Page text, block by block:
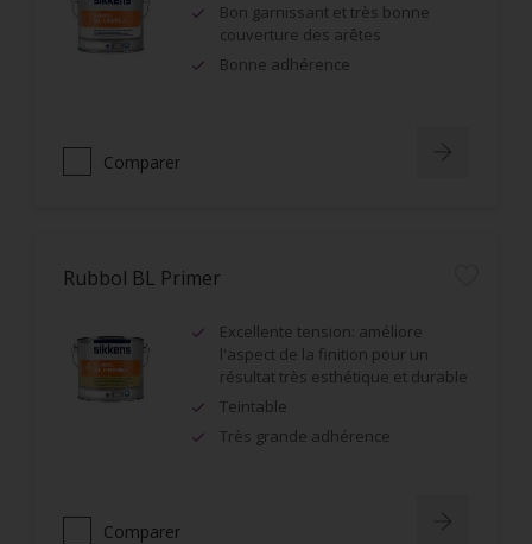
Bon garnissant et très bonne
couverture des arêtes
Bonne adhérence
Comparer
Rubbol BL Primer
Excellente tension: améliore
l'aspect de la finition pour un
résultat très esthétique et durable
Teintable
Très grande adhérence
Comparer